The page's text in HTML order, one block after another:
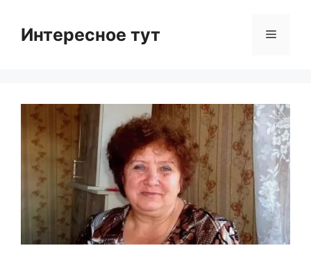
contentИнтересное тут Menu